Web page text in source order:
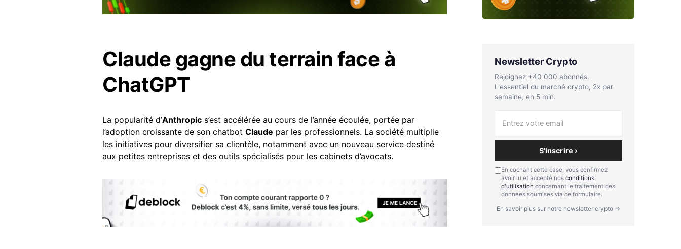
Claude gagne du terrain face à
ChatGPT
La popularité d’Anthropic s’est accélérée au cours de l’année écoulée, portée par
l’adoption croissante de son chatbot Claude par les professionnels. La société multiplie
les initiatives pour diversifier sa clientèle, notamment avec un nouveau service destiné
aux petites entreprises et des outils spécialisés pour les cabinets d’avocats.
Newsletter Crypto
Rejoignez +40 000 abonnés.
L'essentiel du marché crypto, 2x par
semaine, en 5 min.
S'inscrire ›
En cochant cette case, vous confirmez
avoir lu et accepté nos conditions
d'utilisation concernant le traitement des
données soumises via ce formulaire.
En savoir plus sur notre newsletter crypto →